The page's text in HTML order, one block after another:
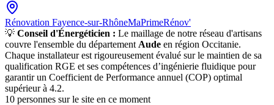
Rénovation Fayence-sur-RhôneMaPrimeRénov'
💡 Conseil d'Énergéticien : Le maillage de notre réseau d'artisans
couvre l'ensemble du département Aude en région Occitanie.
Chaque installateur est rigoureusement évalué sur le maintien de sa
qualification RGE et ses compétences d’ingénierie fluidique pour
garantir un Coefficient de Performance annuel (COP) optimal
supérieur à 4.2.
10 personnes sur le site en ce moment